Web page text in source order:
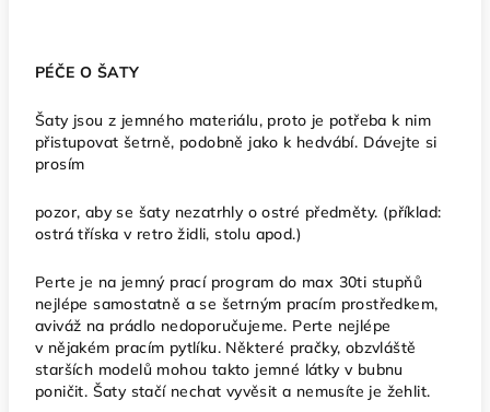
PÉČE O ŠATY
Šaty jsou z jemného materiálu, proto je potřeba k nim
přistupovat šetrně, podobně jako k hedvábí. Dávejte si
prosím
pozor, aby se šaty nezatrhly o ostré předměty. (příklad:
ostrá tříska v retro židli, stolu apod.)
Perte je na jemný prací program do max 30ti stupňů
nejlépe samostatně a se šetrným pracím prostředkem,
aviváž na prádlo nedoporučujeme. Perte nejlépe
v nějakém pracím pytlíku. Některé pračky, obzvláště
starších modelů mohou takto jemné látky v bubnu
poničit. Šaty stačí nechat vyvěsit a nemusíte je žehlit.